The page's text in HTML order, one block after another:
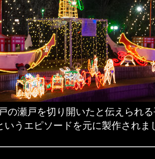
の瀬戸を切り開いたと伝えられ
いうエピソードを元に製作されま